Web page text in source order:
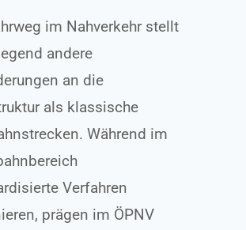
im Nahverkehr stellt
andere
an die
als klassische
Während im
Verfahren
prägen im ÖPNV